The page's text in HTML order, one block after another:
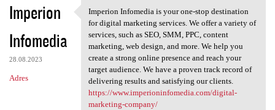
Imperion
Infomedia
28.08.2023
Adres
Imperion Infomedia is your
Imperion Infomedia is your one-stop destination
for digital marketing services. We offer a variety of
services, such as SEO, SMM, PPC, content
marketing, web design, and more. We help you
create a strong online presence and reach your
target audience. We have a proven track record of
delivering results and satisfying our clients.
https://www.imperioninfomedia.com/digital-
marketing-company/